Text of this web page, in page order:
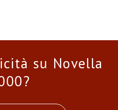
su Novella